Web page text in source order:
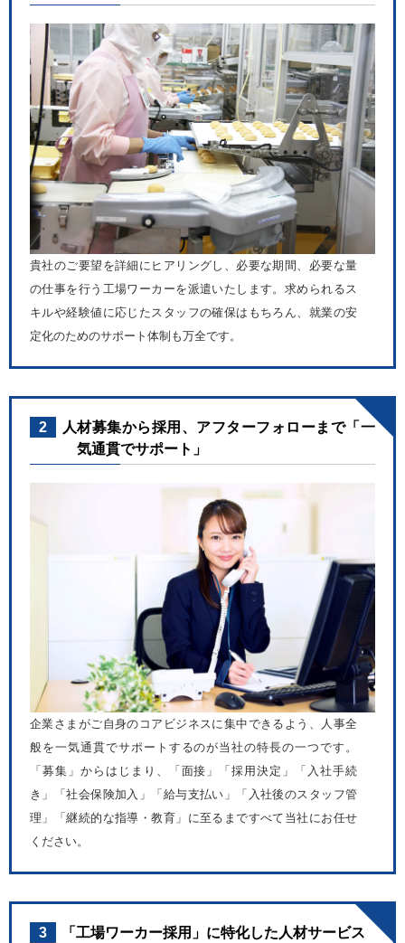
貴社のご要望を詳細にヒアリングし、必要な期間、必要な量
の仕事を行う工場ワーカーを派遣いたします。求められるス
キルや経験値に応じたスタッフの確保はもちろん、就業の安
定化のためのサポート体制も万全です。
2
人材募集から採用、アフターフォローまで「一
気通貫でサポート」
企業さまがご自身のコアビジネスに集中できるよう、人事全
般を一気通貫でサポートするのが当社の特長の一つです。
「募集」からはじまり、「面接」「採用決定」「入社手続
き」「社会保険加入」「給与支払い」「入社後のスタッフ管
理」「継続的な指導・教育」に至るまですべて当社にお任せ
ください。
3 「工場ワーカー採用」に特化した人材サービス